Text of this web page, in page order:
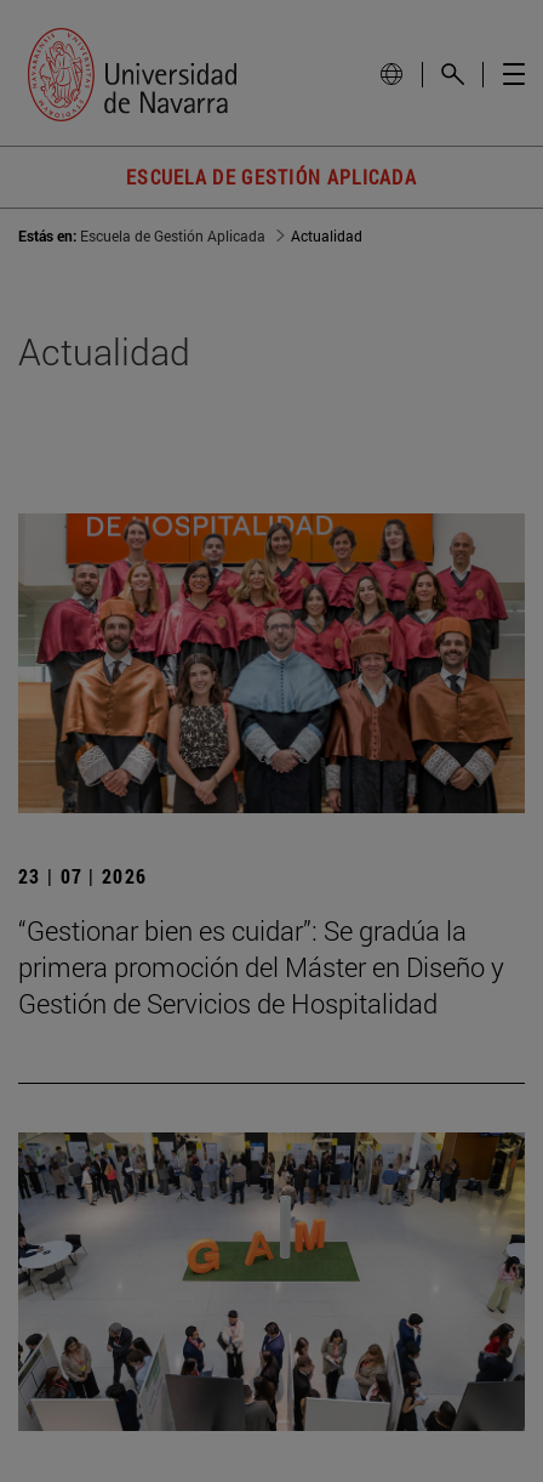
ESCUELA DE GESTIÓN APLICADA
Estás en: Escuela de Gestión Aplicada Actualidad
Actualidad
23 | 07 | 2026
“Gestionar bien es cuidar”: Se gradúa la
primera promoción del Máster en Diseño y
Gestión de Servicios de Hospitalidad